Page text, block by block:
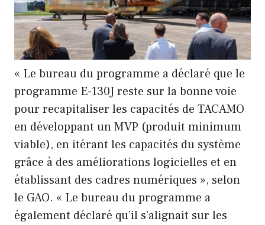
« Le bureau du programme a déclaré que le
programme E-130J reste sur la bonne voie
pour recapitaliser les capacités de TACAMO
en développant un MVP (produit minimum
viable), en itérant les capacités du système
grâce à des améliorations logicielles et en
établissant des cadres numériques », selon
le GAO. « Le bureau du programme a
également déclaré qu’il s’alignait sur les